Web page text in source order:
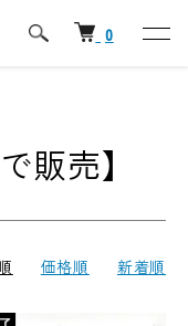
0
販売】
価格順 新着順